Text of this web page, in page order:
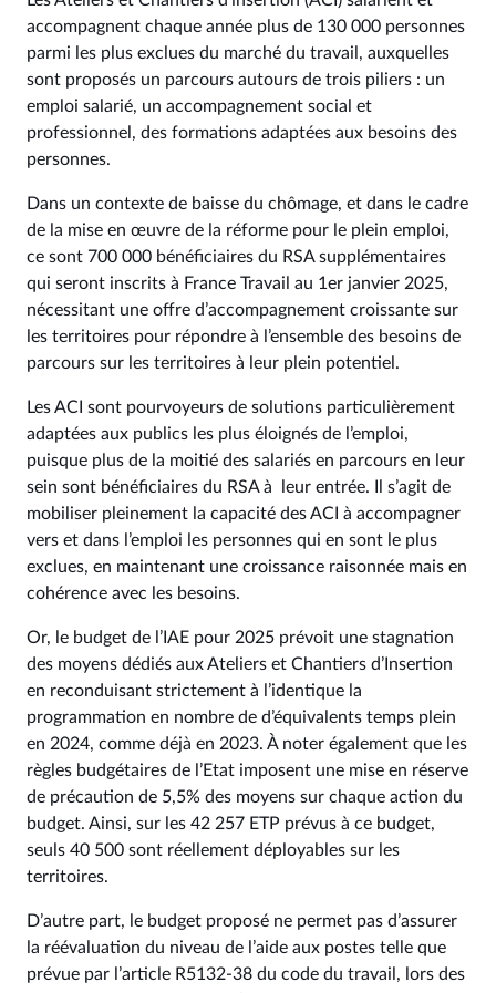
accompagnent chaque année plus de 130 000 personnes
parmi les plus exclues du marché du travail, auxquelles
sont proposés un parcours autours de trois piliers : un
emploi salarié, un accompagnement social et
professionnel, des formations adaptées aux besoins des
personnes.
Dans un contexte de baisse du chômage, et dans le cadre
de la mise en œuvre de la réforme pour le plein emploi,
ce sont 700 000 bénéficiaires du RSA supplémentaires
qui seront inscrits à France Travail au 1er janvier 2025,
nécessitant une offre d’accompagnement croissante sur
les territoires pour répondre à l’ensemble des besoins de
parcours sur les territoires à leur plein potentiel.
Les ACI sont pourvoyeurs de solutions particulièrement
adaptées aux publics les plus éloignés de l’emploi,
puisque plus de la moitié des salariés en parcours en leur
sein sont bénéficiaires du RSA à leur entrée. Il s’agit de
mobiliser pleinement la capacité des ACI à accompagner
vers et dans l’emploi les personnes qui en sont le plus
exclues, en maintenant une croissance raisonnée mais en
cohérence avec les besoins.
Or, le budget de l’IAE pour 2025 prévoit une stagnation
des moyens dédiés aux Ateliers et Chantiers d’Insertion
en reconduisant strictement à l’identique la
programmation en nombre de d’équivalents temps plein
en 2024, comme déjà en 2023. À noter également que les
règles budgétaires de l’Etat imposent une mise en réserve
de précaution de 5,5% des moyens sur chaque action du
budget. Ainsi, sur les 42 257 ETP prévus à ce budget,
seuls 40 500 sont réellement déployables sur les
territoires.
D’autre part, le budget proposé ne permet pas d’assurer
la réévaluation du niveau de l’aide aux postes telle que
prévue par l’article R5132-38 du code du travail, lors des